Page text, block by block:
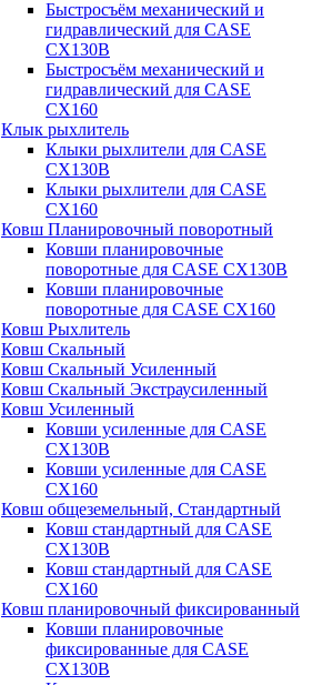
Быстросъём механический и
гидравлический для CASE
CX130B
Быстросъём механический и
гидравлический для CASE
CX160
Клык рыхлитель
Клыки рыхлители для CASE
CX130B
Клыки рыхлители для CASE
CX160
Ковш Планировочный поворотный
Ковши планировочные
поворотные для CASE CX130B
Ковши планировочные
поворотные для CASE CX160
Ковш Рыхлитель
Ковш Скальный
Ковш Скальный Усиленный
Ковш Скальный Экстраусиленный
Ковш Усиленный
Ковши усиленные для CASE
CX130B
Ковши усиленные для CASE
CX160
Ковш общеземельный, Стандартный
Ковш стандартный для CASE
CX130B
Ковш стандартный для CASE
CX160
Ковш планировочный фиксированный
Ковши планировочные
фиксированные для CASE
CX130B